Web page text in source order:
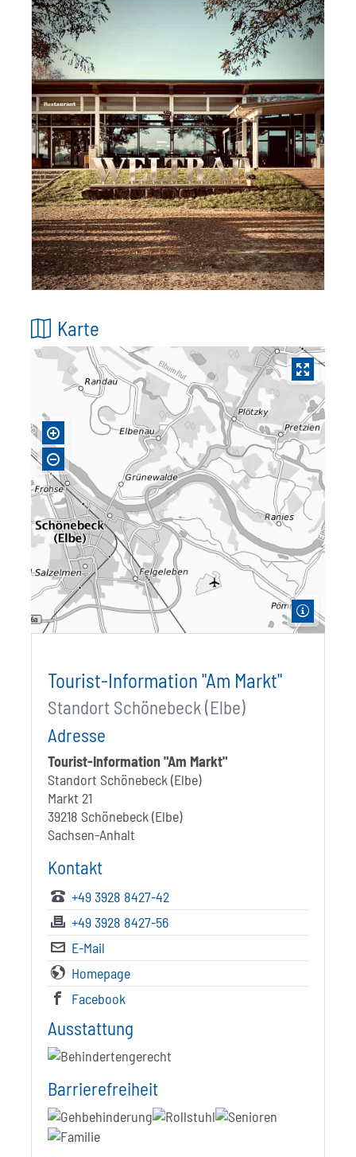
Karte
Tourist-Information "Am Markt"
Standort Schönebeck (Elbe)
Adresse
Tourist-Information "Am Markt"
Standort Schönebeck (Elbe)
Markt 21
39218 Schönebeck (Elbe)
Sachsen-Anhalt
Kontakt
+49 3928 8427-42
+49 3928 8427-56
E-Mail
Homepage
Facebook
Ausstattung
Barrierefreiheit